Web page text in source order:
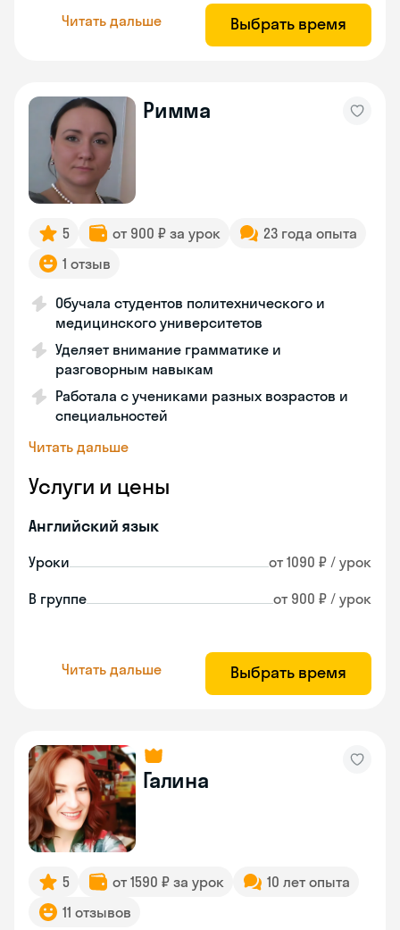
Читать дальше Выбрать время
Римма
5 от 900 ₽ за урок
23 года опыта
1 отзыв
Обучала студентов политехнического и
медицинского университетов
Уделяет внимание грамматике и
разговорным навыкам
Работала с учениками разных возрастов и
специальностей
Читать дальше
Услуги и цены
Английский язык
Уроки от 1090 ₽ / урок
В группе от 900 ₽ / урок
Читать дальше Выбрать время
Галина
5 от 1590 ₽ за урок
10 лет опыта
11 отзывов